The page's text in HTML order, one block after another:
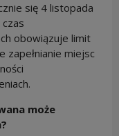
się 4 listopada
obowiązuje limit
zapełnianie miejsc
może